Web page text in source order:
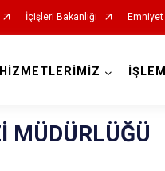
İçişleri Bakanlığı
HİZMETLERİMİZ
MÜDÜRLÜĞÜ